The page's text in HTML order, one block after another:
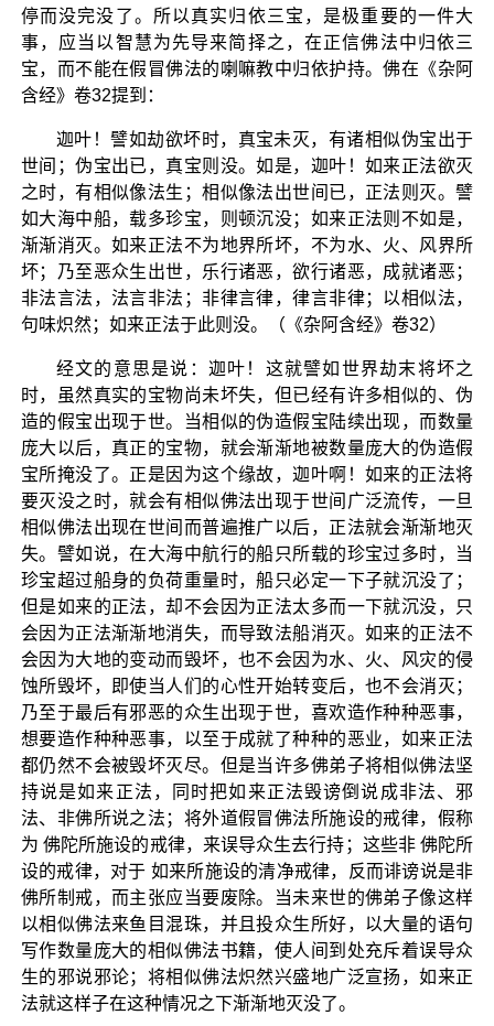
停而没完没了。所以真实归依三宝，是极重要的一件大
事，应当以智慧为先导来简择之，在正信佛法中归依三
宝，而不能在假冒佛法的喇嘛教中归依护持。佛在《杂阿
含经》卷32提到：
迦叶！譬如劫欲坏时，真宝未灭，有诸相似伪宝出于
世间；伪宝出已，真宝则没。如是，迦叶！如来正法欲灭
之时，有相似像法生；相似像法出世间已，正法则灭。譬
如大海中船，载多珍宝，则顿沉没；如来正法则不如是，
渐渐消灭。如来正法不为地界所坏，不为水、火、风界所
坏；乃至恶众生出世，乐行诸恶，欲行诸恶，成就诸恶；
非法言法，法言非法；非律言律，律言非律；以相似法，
句味炽然；如来正法于此则没。（《杂阿含经》卷32）
经文的意思是说：迦叶！这就譬如世界劫末将坏之
时，虽然真实的宝物尚未坏失，但已经有许多相似的、伪
造的假宝出现于世。当相似的伪造假宝陆续出现，而数量
庞大以后，真正的宝物，就会渐渐地被数量庞大的伪造假
宝所掩没了。正是因为这个缘故，迦叶啊！如来的正法将
要灭没之时，就会有相似佛法出现于世间广泛流传，一旦
相似佛法出现在世间而普遍推广以后，正法就会渐渐地灭
失。譬如说，在大海中航行的船只所载的珍宝过多时，当
珍宝超过船身的负荷重量时，船只必定一下子就沉没了；
但是如来的正法，却不会因为正法太多而一下就沉没，只
会因为正法渐渐地消失，而导致法船消灭。如来的正法不
会因为大地的变动而毁坏，也不会因为水、火、风灾的侵
蚀所毁坏，即使当人们的心性开始转变后，也不会消灭；
乃至于最后有邪恶的众生出现于世，喜欢造作种种恶事，
想要造作种种恶事，以至于成就了种种的恶业，如来正法
都仍然不会被毁坏灭尽。但是当许多佛弟子将相似佛法坚
持说是如来正法，同时把如来正法毁谤倒说成非法、邪
法、非佛所说之法；将外道假冒佛法所施设的戒律，假称
为 佛陀所施设的戒律，来误导众生去行持；这些非 佛陀所
设的戒律，对于 如来所施设的清净戒律，反而诽谤说是非
佛所制戒，而主张应当要废除。当未来世的佛弟子像这样
以相似佛法来鱼目混珠，并且投众生所好，以大量的语句
写作数量庞大的相似佛法书籍，使人间到处充斥着误导众
生的邪说邪论；将相似佛法炽然兴盛地广泛宣扬，如来正
法就这样子在这种情况之下渐渐地灭没了。